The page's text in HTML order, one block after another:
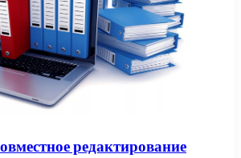
редактирование